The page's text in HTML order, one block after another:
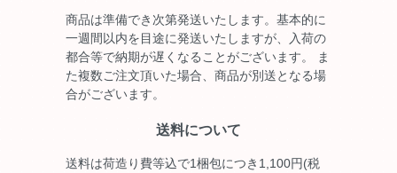
商品は準備でき次第発送いたします。基本的に
一週間以内を目途に発送いたしますが、入荷の
都合等で納期が遅くなることがございます。 ま
た複数ご注文頂いた場合、商品が別送となる場
合がございます。
送料について
送料は荷造り費等込で1梱包につき1,100円(税